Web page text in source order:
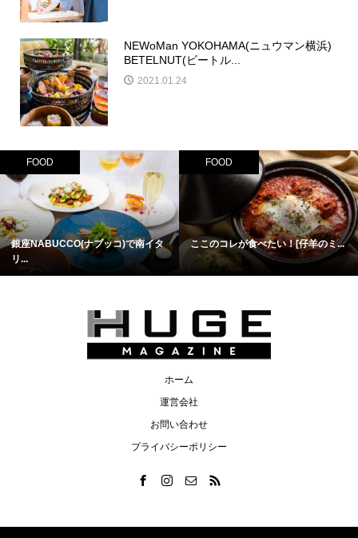
NEWoMan YOKOHAMA(ニュウマン横浜)
BETELNUT(ビートル...
2021.01.24
FOOD
銀座NABUCCO(ナブッコ)で南イタ
リ...
FOOD
ここのコレが食べたい！[仔羊のミ...
ホーム
運営会社
お問い合わせ
プライバシーポリシー